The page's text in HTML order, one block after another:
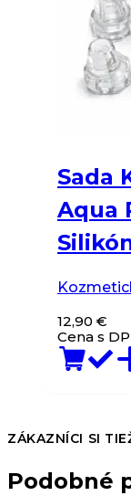
Sada
Aqua
12,90 €
Cena s
ZÁKAZNÍCI SI
Podobné